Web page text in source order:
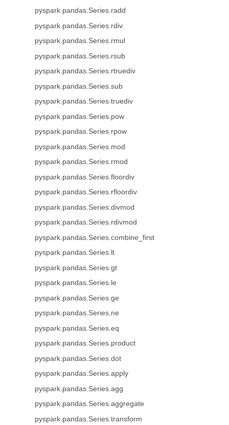
pyspark.pandas.Series.radd
pyspark.pandas.Series.rdiv
pyspark.pandas.Series.rmul
pyspark.pandas.Series.rsub
pyspark.pandas.Series.rtruediv
pyspark.pandas.Series.sub
pyspark.pandas.Series.truediv
pyspark.pandas.Series.pow
pyspark.pandas.Series.rpow
pyspark.pandas.Series.mod
pyspark.pandas.Series.rmod
pyspark.pandas.Series.floordiv
pyspark.pandas.Series.rfloordiv
pyspark.pandas.Series.divmod
pyspark.pandas.Series.rdivmod
pyspark.pandas.Series.combine_first
pyspark.pandas.Series.lt
pyspark.pandas.Series.gt
pyspark.pandas.Series.le
pyspark.pandas.Series.ge
pyspark.pandas.Series.ne
pyspark.pandas.Series.eq
pyspark.pandas.Series.product
pyspark.pandas.Series.dot
pyspark.pandas.Series.apply
pyspark.pandas.Series.agg
pyspark.pandas.Series.aggregate
pyspark.pandas.Series.transform